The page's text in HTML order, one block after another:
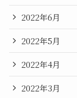
2022年6月
2022年5月
2022年4月
2022年3月